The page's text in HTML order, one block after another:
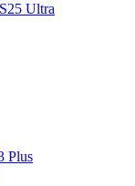
Ultra
Plus